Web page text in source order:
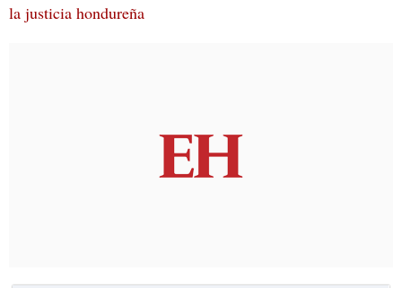
la justicia hondureña